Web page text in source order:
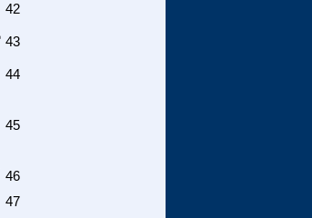
42
43
44
45
46
47